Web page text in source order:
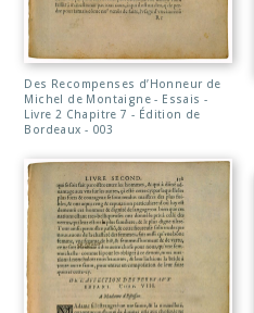
Des Recompenses d’Honneur de
Michel de Montaigne - Essais -
Livre 2 Chapitre 7 - Édition de
Bordeaux - 003